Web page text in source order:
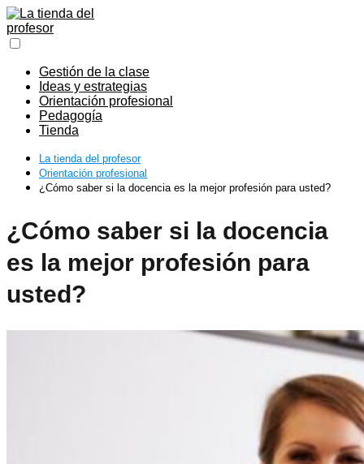
Gestión de la clase
Ideas y estrategias
Orientación profesional
Pedagogía
Tienda
La tienda del profesor
Orientación profesional
¿Cómo saber si la docencia es la mejor profesión para usted?
¿Cómo saber si la docencia
es la mejor profesión para
usted?